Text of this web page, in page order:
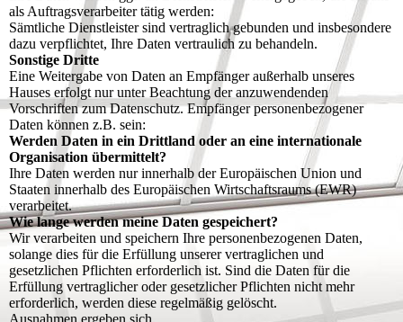
als Auftragsverarbeiter tätig werden:
Sämtliche Dienstleister sind vertraglich gebunden und insbesondere
dazu verpflichtet, Ihre Daten vertraulich zu behandeln.
Sonstige Dritte
Eine Weitergabe von Daten an Empfänger außerhalb unseres
Hauses erfolgt nur unter Beachtung der anzuwendenden
Vorschriften zum Datenschutz. Empfänger personenbezogener
Daten können z.B. sein:
Werden Daten in ein Drittland oder an eine internationale
Organisation übermittelt?
Ihre Daten werden nur innerhalb der Europäischen Union und
Staaten innerhalb des Europäischen Wirtschaftsraums (EWR)
verarbeitet.
Wie lange werden meine Daten gespeichert?
Wir verarbeiten und speichern Ihre personenbezogenen Daten,
solange dies für die Erfüllung unserer vertraglichen und
gesetzlichen Pflichten erforderlich ist. Sind die Daten für die
Erfüllung vertraglicher oder gesetzlicher Pflichten nicht mehr
erforderlich, werden diese regelmäßig gelöscht.
Ausnahmen ergeben sich,